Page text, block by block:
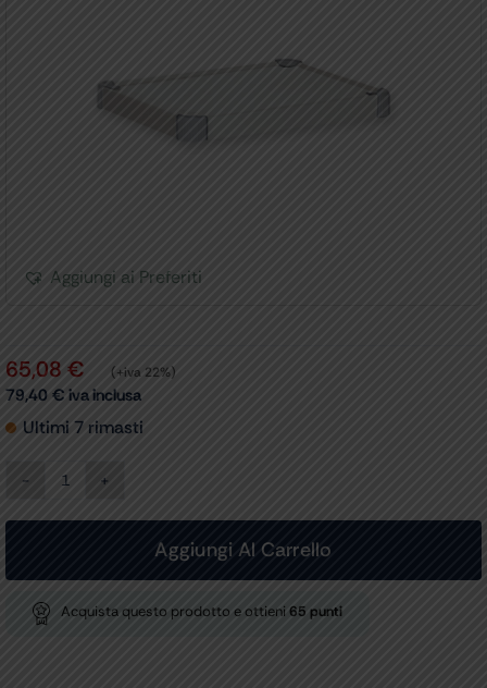
Aggiungi ai Preferiti
65,08 € (+iva 22%)
79,40 € iva inclusa
Ultimi 7 rimasti
RIPIANO
per
70
quantità
Aggiungi Al Carrello
Acquista questo prodotto e ottieni 65 punti